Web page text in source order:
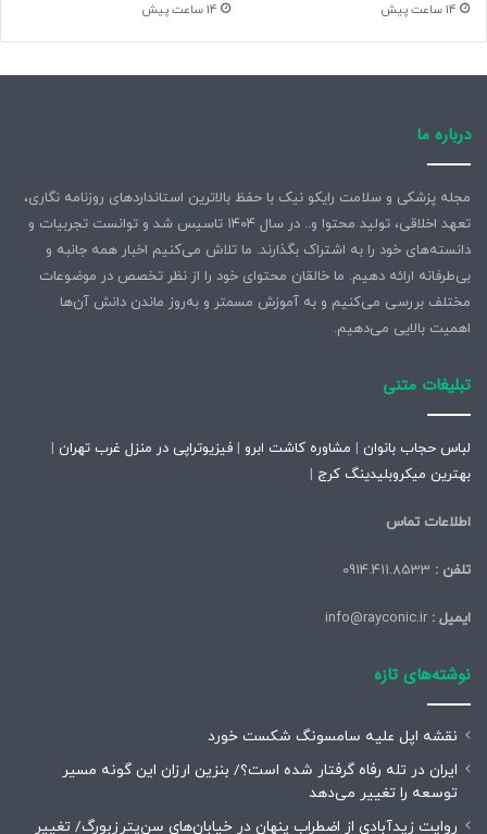
14 ساعت پیش 14 ساعت پیش
درباره ما
مجله پزشکی و سلامت رایکو نیک با حفظ بالاترین استانداردهای روزنامه نگاری،
تعهد اخلاقی، تولید محتوا و.. در سال ۱۴۰۴ تاسیس شد و توانست تجربیات و
دانسته‌های خود را به اشتراک بگذارند. ما تلاش می‌کنیم اخبار همه جانبه و
بی‌طرفانه ارائه دهیم. ما خالقان محتوای خود را از نظر تخصص در موضوعات
مختلف بررسی می‌کنیم و به آموزش مسمتر و به‌روز ماندن دانش آن‌ها
اهمیت بالایی می‌دهیم.
تبلیغات متنی
لباس حجاب بانوان | مشاوره کاشت ابرو | فیزیوتراپی در منزل غرب تهران |
بهترین میکروبلیدینگ کرج |
اطلاعات تماس
تلفن :
ایمیل :
نوشته‌های تازه
نقشه اپل علیه سامسونگ شکست خورد
ایران در تله رفاه گرفتار شده است؟/ بنزین ارزان این گونه مسیر
توسعه را تغییر می‌دهد
روایت زیدآبادی از اضطراب پنهان در خیابان‌های سن‌پترزبورگ/ تغییر